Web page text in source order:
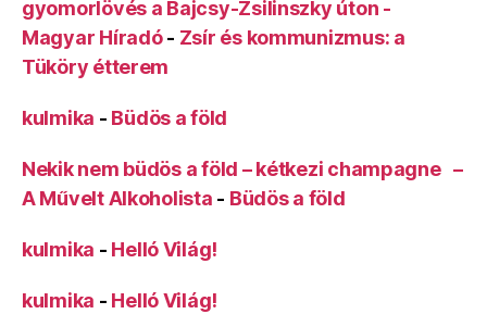
gyomorlövés a Bajcsy-Zsilinszky úton -
Magyar Híradó- Zsír és kommunizmus: a
Tüköry étterem
kulmika - Büdös a föld
Nekik nem büdös a föld – kétkezi champagne –
A Művelt Alkoholista - Büdös a föld
kulmika - Helló Világ!
kulmika - Helló Világ!